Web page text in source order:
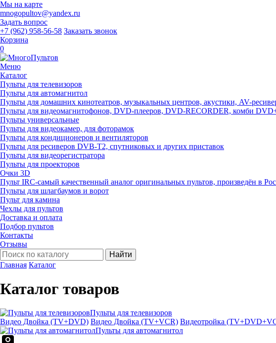
Мы на карте
mnogopultov@yandex.ru
Задать вопрос
+7 (962) 958-56-58 Заказать звонок
Корзина
0
Меню
Каталог
Пульты для телевизоров
Пульты для автомагнитол
Пульты для домашних кинотеатров, музыкальных центров, акустики, AV-
Пульты для видеомагнитофонов, DVD-плееров, DVD-RECORDER, комби
Пульты универсальные
Пульты для видеокамер, для фоторамок
Пульты для кондиционеров и вентиляторов
Пульты для ресиверов DVB-T2, спутниковых и других приставок
Пульты для видеорегистратора
Пульты для проекторов
Очки 3D
Пульт IRC-самый качественный аналог оригинальных пультов, произведён в
Пульты для шлагбаумов и ворот
Пульт для камина
Чехлы для пультов
Доставка и оплата
Подбор пультов
Контакты
Отзывы
Найти
Главная Каталог
Каталог товаров
Пульты для телевизоров
Видео Двойка (TV+DVD) Видео Двойка (TV+VCR) Видеотройка
Пульты для автомагнитол